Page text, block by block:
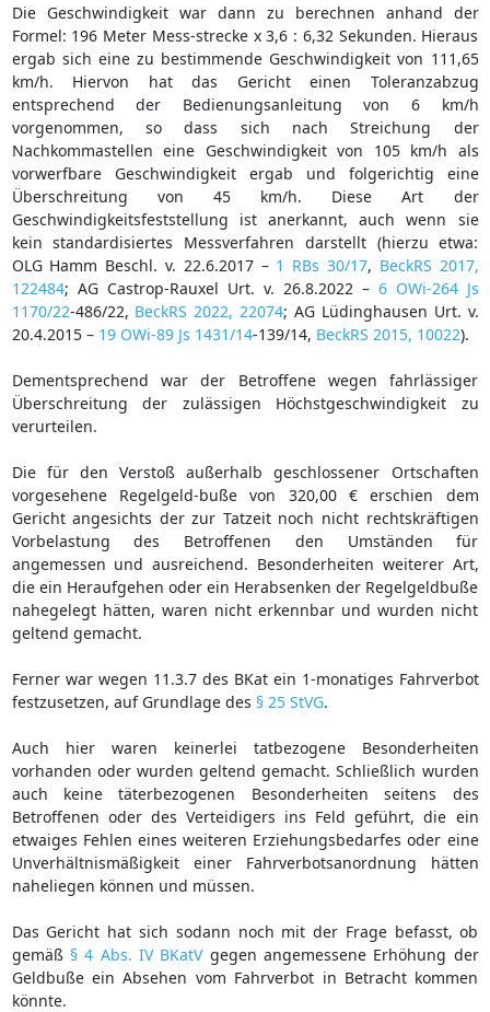
Die Geschwindigkeit war dann zu berechnen anhand der
Formel: 196 Meter Mess-strecke x 3,6 : 6,32 Sekunden. Hieraus
ergab sich eine zu bestimmende Geschwindigkeit von 111,65
km/h. Hiervon hat das Gericht einen Toleranzabzug
entsprechend der Bedienungsanleitung von 6 km/h
vorgenommen, so dass sich nach Streichung der
Nachkommastellen eine Geschwindigkeit von 105 km/h als
vorwerfbare Geschwindigkeit ergab und folgerichtig eine
Überschreitung von 45 km/h. Diese Art der
Geschwindigkeitsfeststellung ist anerkannt, auch wenn sie
kein standardisiertes Messverfahren darstellt (hierzu etwa:
OLG Hamm Beschl. v. 22.6.2017 – 1 RBs 30/17, BeckRS 2017,
122484; AG Castrop-Rauxel Urt. v. 26.8.2022 – 6 OWi-264 Js
1170/22-486/22, BeckRS 2022, 22074; AG Lüdinghausen Urt. v.
20.4.2015 – 19 OWi-89 Js 1431/14-139/14, BeckRS 2015, 10022).
Dementsprechend war der Betroffene wegen fahrlässiger
Überschreitung der zulässigen Höchstgeschwindigkeit zu
verurteilen.
Die für den Verstoß außerhalb geschlossener Ortschaften
vorgesehene Regelgeld-buße von 320,00 € erschien dem
Gericht angesichts der zur Tatzeit noch nicht rechtskräftigen
Vorbelastung des Betroffenen den Umständen für
angemessen und ausreichend. Besonderheiten weiterer Art,
die ein Heraufgehen oder ein Herabsenken der Regelgeldbuße
nahegelegt hätten, waren nicht erkennbar und wurden nicht
geltend gemacht.
Ferner war wegen 11.3.7 des BKat ein 1-monatiges Fahrverbot
festzusetzen, auf Grundlage des § 25 StVG.
Auch hier waren keinerlei tatbezogene Besonderheiten
vorhanden oder wurden geltend gemacht. Schließlich wurden
auch keine täterbezogenen Besonderheiten seitens des
Betroffenen oder des Verteidigers ins Feld geführt, die ein
etwaiges Fehlen eines weiteren Erziehungsbedarfes oder eine
Unverhältnismäßigkeit einer Fahrverbotsanordnung hätten
naheliegen können und müssen.
Das Gericht hat sich sodann noch mit der Frage befasst, ob
gemäß § 4 Abs. IV BKatVgegen angemessene Erhöhung der
Geldbuße ein Absehen vom Fahrverbot in Betracht kommen
könnte.